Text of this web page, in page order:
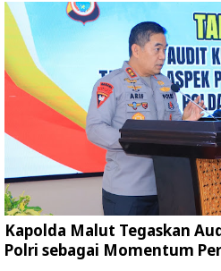
Kapolda Malut Tegaskan
Polri sebagai Momentum